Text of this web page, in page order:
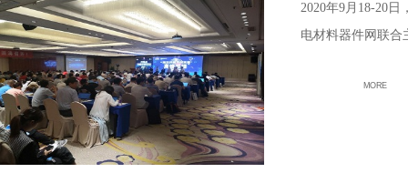
2020年9月18-20
电材料器件网联合
MORE